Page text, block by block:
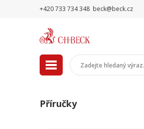
+420 733 734 348 beck@beck.cz
Příručky